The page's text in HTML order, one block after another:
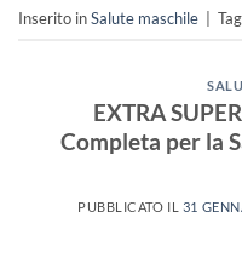
Inserito inSalute maschile
EXTRA
Completa per la
PUBBLICATO IL 31